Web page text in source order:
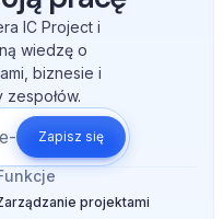
IC Project i
wiedzę o
biznesie i
Zapisz się
projektami